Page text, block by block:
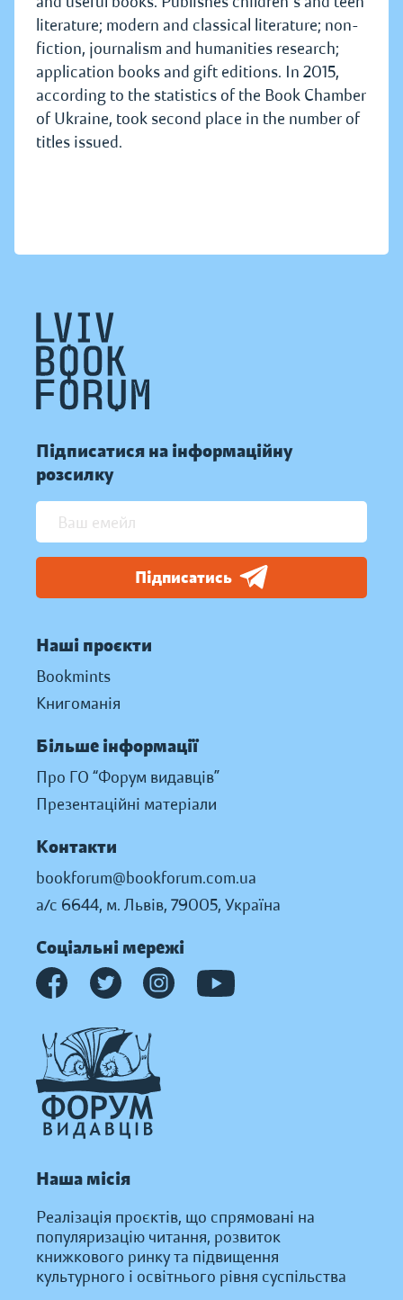
literature; modern and classical literature; non-
fiction, journalism and humanities research;
application books and gift editions. In 2015,
according to the statistics of the Book Chamber
of Ukraine, took second place in the number of
titles issued.
Підписатися на інформаційну
розсилку
Підписатись
Наші проєкти
Bookmints
Книгоманія
Більше інформації
Про ГО “Форум видавців”
Презентаційні матеріали
Контакти
bookforum@bookforum.com.ua
а/с 6644, м. Львів, 79005, Україна
Соціальні мережі
Наша місія
Реалізація проєктів, що спрямовані на
популяризацію читання, розвиток
книжкового ринку та підвищення
культурного і освітнього рівня суспільства